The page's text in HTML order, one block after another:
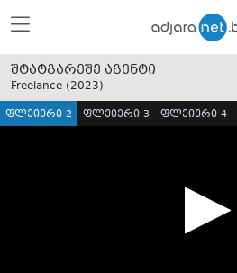
შტატგარეშე აგენტი
Freelance (2023)
ფლეიერი 2 ფლეიერი 3 ფლეიერი 4